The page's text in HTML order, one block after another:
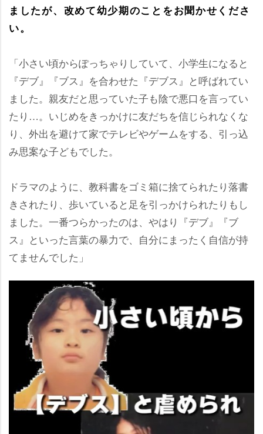
ましたが、改めて幼少期のことをお聞かせくださ
い。
「小さい頃からぽっちゃりしていて、小学生になると
『デブ』『ブス』を合わせた『デブス』と呼ばれてい
ました。親友だと思っていた子も陰で悪口を言ってい
たり…。いじめをきっかけに友だちを信じられなくな
り、外出を避けて家でテレビやゲームをする、引っ込
み思案な子どもでした。
ドラマのように、教科書をゴミ箱に捨てられたり落書
きされたり、歩いていると足を引っかけられたりもし
ました。一番つらかったのは、やはり『デブ』『ブ
ス』といった言葉の暴力で、自分にまったく自信が持
てませんでした」